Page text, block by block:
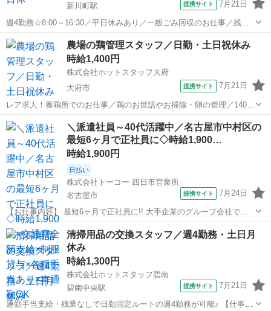
新川町駅
提携サイト 7月21日
週4勤務☆8:00～16:30／平日休みあり／一般ごみ回収のお仕事／残業
なし♪ 【仕事内容】 ・個人ロッカーあり ・休憩室あり ・食堂あり ・
駐車場あり 《おススメポイント》 ◇プライベートを大事にしたい方必
見！ 「5...
愛知 新川町駅 その他
農場の鶏管理スタッフ／日勤・土日祝休み
時給1,400円
株式会社ホットスタッフ大府
大府市
提携サイト 7月21日
レア求人！養鶏所でのお仕事／鶏のお世話やお掃除・卵の管理／1400
円／未経験可 【仕事内容】 《仕事内容》 ☆毎朝、体を動かす準備体
操をしてから業務開始 ☆打ち合わせにて本日の業務確認 ・専用の制服
に着替えて鶏舎に入り...
愛知 その他
＼派遣社員～40代活躍中／名古屋市中村区の
最短6ヶ月で正社員に◇時給1,900…
時給1,900円
日払い
株式会社トーコー 四日市営業所
名古屋市
提携サイト 7月24日
【お仕事内容】 最短6ヶ月で正社員に!! 大手企業のグループ会社で正
社員を目指せるお仕事です。 ～お仕事内容～ 設備保全(電計) 保全計画
に則した工事計画・手配・工事管理 電計備品の管理 起業、修繕などの
検討・見積など設備...
愛知 名古屋市 その他
清掃用品の交換スタッフ／週4勤務・土日月
休み
時給1,300円
株式会社ホットスタッフ碧南
碧南中央駅
提携サイト 7月21日
通勤手当支給・残業なしで日勤固定ルートの週4勤務が可能♪ 【仕事内